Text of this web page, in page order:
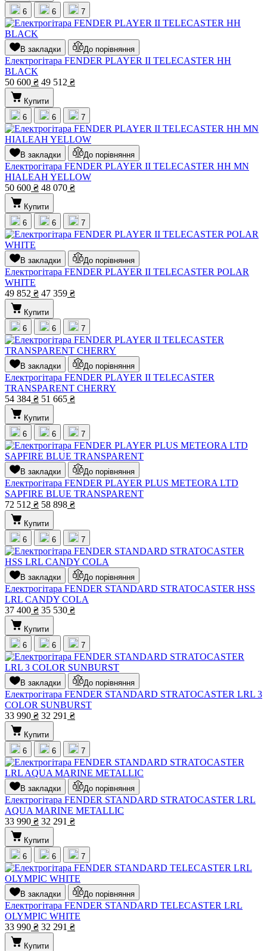
6
6 7
В закладки До порівняння
Електрогітара FENDER PLAYER II TELECASTER HH
BLACK
50 600 ₴ 49 512 ₴
Купити
6
6 7
В закладки До порівняння
Електрогітара FENDER PLAYER II TELECASTER HH MN
HIALEAH YELLOW
50 600 ₴ 48 070 ₴
Купити
6
6 7
В закладки До порівняння
Електрогітара FENDER PLAYER II TELECASTER POLAR
WHITE
49 852 ₴ 47 359 ₴
Купити
6
6 7
В закладки До порівняння
Електрогітара FENDER PLAYER II TELECASTER
TRANSPARENT CHERRY
54 384 ₴ 51 665 ₴
Купити
6
6 7
В закладки До порівняння
Електрогітара FENDER PLAYER PLUS METEORA LTD
SAPFIRE BLUE TRANSPARENT
72 512 ₴ 58 898 ₴
Купити
6
6 7
В закладки До порівняння
Електрогітара FENDER STANDARD STRATOCASTER HSS
LRL CANDY COLA
37 400 ₴ 35 530 ₴
Купити
6
6 7
В закладки До порівняння
Електрогітара FENDER STANDARD STRATOCASTER LRL 3
COLOR SUNBURST
33 990 ₴ 32 291 ₴
Купити
6
6 7
В закладки До порівняння
Електрогітара FENDER STANDARD STRATOCASTER LRL
AQUA MARINE METALLIC
33 990 ₴ 32 291 ₴
Купити
6
6 7
В закладки До порівняння
Електрогітара FENDER STANDARD TELECASTER LRL
OLYMPIC WHITE
33 990 ₴ 32 291 ₴
Купити